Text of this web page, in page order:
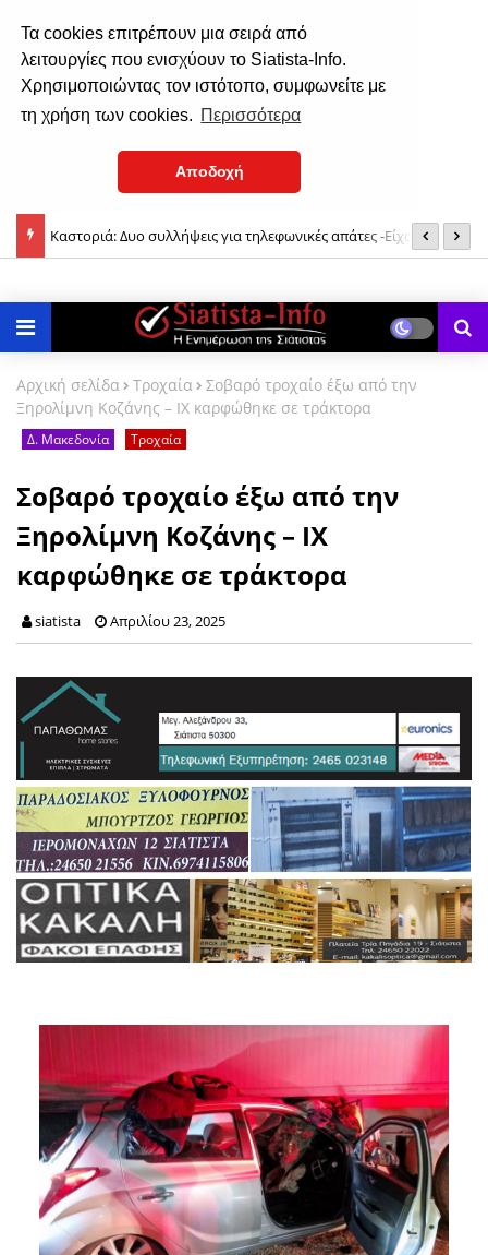
Τα cookies επιτρέπουν μια σειρά από
λειτουργίες που ενισχύουν το Siatista-Info.
Χρησιμοποιώντας τον ιστότοπο, συμφωνείτε με
τη χρήση των cookies. Περισσότερα
Αποδοχή
Καστοριά: Δυο συλλήψεις για τηλεφωνικές απάτες -Είχαν το ρόλο
Αρχική σελίδα Τροχαία
Σοβαρό τροχαίο έξω από την
Ξηρολίμνη Κοζάνης – ΙΧ καρφώθηκε σε τράκτορα
Δ. Μακεδονία Τροχαία
Σοβαρό τροχαίο έξω από την
Ξηρολίμνη Κοζάνης – ΙΧ
καρφώθηκε σε τράκτορα
siatista Απριλίου 23, 2025